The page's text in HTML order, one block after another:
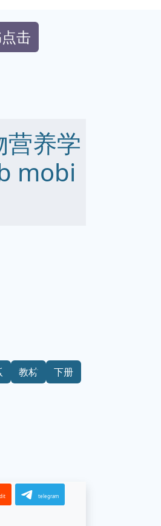
击
养学
mobi
教材
下册
telegram